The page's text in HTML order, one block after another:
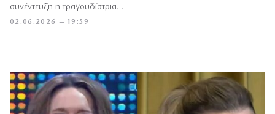
02.06.2026 — 19:59
συνέντευξη η τραγουδίστρια…